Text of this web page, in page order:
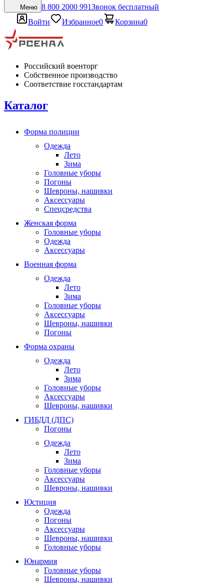
Меню 8 800 2000 991Звонок бесплатный
Войти
Избранное0 Корзина0
Российский военторг
Собственное производство
Соответствие госстандартам
Каталог
Форма полиции
Одежда
Лето
Зима
Головные уборы
Погоны
Шевроны, нашивки
Аксессуары
Спецсредства
Женская форма
Головные уборы
Одежда
Аксессуары
Военная форма
Одежда
Лето
Зима
Головные уборы
Аксессуары
Шевроны, нашивки
Погоны
Форма охраны
Одежда
Лето
Зима
Головные уборы
Аксессуары
Шевроны, нашивки
ГИБДД (ДПС)
Погоны
Одежда
Лето
Зима
Головные уборы
Аксессуары
Шевроны, нашивки
Юстиция
Одежда
Погоны
Аксессуары
Шевроны, нашивки
Головные уборы
Юнармия
Головные уборы
Шевроны, нашивки